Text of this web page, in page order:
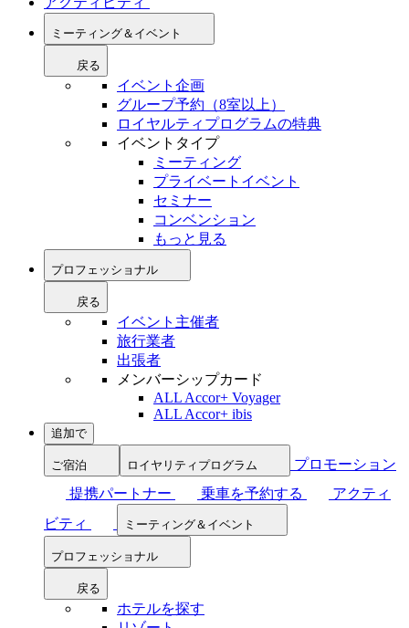
ミーティング＆イベント
戻る
イベント企画
グループ予約（8室以上）
ロイヤルティプログラムの特典
イベントタイプ
ミーティング
プライベートイベント
セミナー
コンベンション
もっと見る
プロフェッショナル
戻る
イベント主催者
旅行業者
出張者
メンバーシップカード
ALL Accor+ Voyager
ALL Accor+ ibis
追加で
ご宿泊 ロイヤリティプログラム
プロモーション
提携パートナー
乗車を予約する
アクティ
ビティ
ミーティング＆イベント
プロフェッショナル
戻る
ホテルを探す